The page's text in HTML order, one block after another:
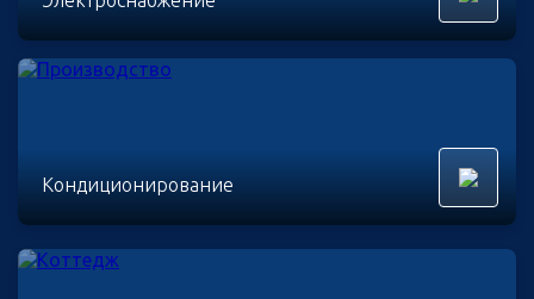
Кондиционирование